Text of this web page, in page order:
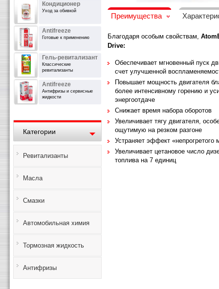
Кондиционер
Уход за обивкой
Antifreeze
Готовые к применению
Гель-ревитализант
Классические
ревитализанты
Antifreeze
Антифризы и сервисные
жидкости
Категории
Ревитализанты
Масла
Смазки
Автомобильная химия
Тормозная жидкость
Антифризы
Преимущества
Благодаря особым свойствам,
Drive:
Обеспечивает мгновенный пуск
счет улучшенной
Повышает мощность двигателя
более интенсивному горению и
энергоотдаче
Снижает время набора оборотов
Увеличивает тягу двигателя,
ощутимую на резком разгоне
Устраняет эффект «непрогретого
Увеличивает цетановое число
топлива на 7 единиц